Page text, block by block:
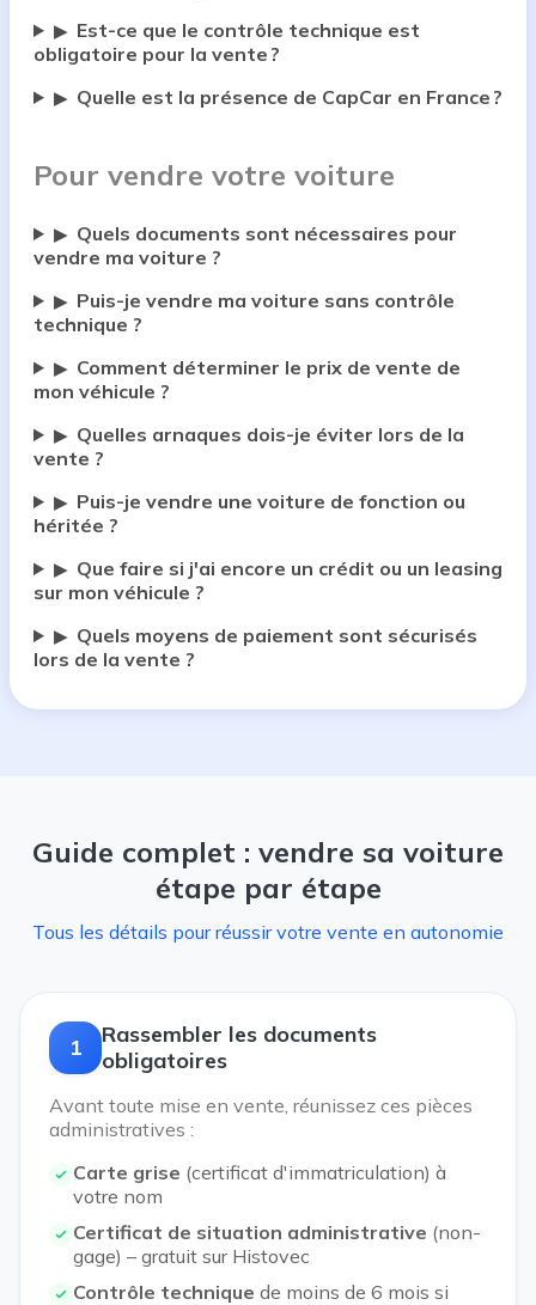
▶ Est-ce que le contrôle technique est
obligatoire pour la vente ?
▶ Quelle est la présence de CapCar en France ?
Pour vendre votre voiture
▶ Quels documents sont nécessaires pour
vendre ma voiture ?
▶ Puis-je vendre ma voiture sans contrôle
technique ?
▶ Comment déterminer le prix de vente de
mon véhicule ?
▶ Quelles arnaques dois-je éviter lors de la
vente ?
▶ Puis-je vendre une voiture de fonction ou
héritée ?
▶ Que faire si j'ai encore un crédit ou un leasing
sur mon véhicule ?
▶ Quels moyens de paiement sont sécurisés
lors de la vente ?
Guide complet : vendre sa voiture
étape par étape
Tous les détails pour réussir votre vente en autonomie
1
Rassembler les documents
obligatoires
Avant toute mise en vente, réunissez ces pièces
administratives :
Carte grise (certificat d'immatriculation) à
votre nom
Certificat de situation administrative (non-
gage) – gratuit sur Histovec
Contrôle technique de moins de 6 mois si